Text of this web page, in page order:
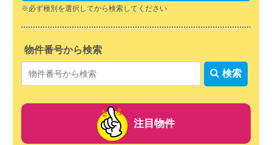
※必ず種別を選択してから検索してください
物件番号から検索
件
検索
注目物件